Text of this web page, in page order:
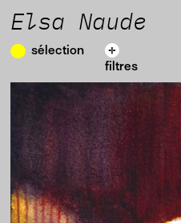
Elsa Naude
sélection
filtres